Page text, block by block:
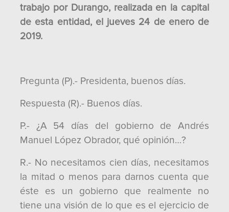
trabajo por Durango, realizada en la capital
de esta entidad, el jueves 24 de enero de
2019.
Pregunta (P).- Presidenta, buenos días.
Respuesta (R).- Buenos días.
P.- ¿A 54 días del gobierno de Andrés
Manuel López Obrador, qué opinión…?
R.- No necesitamos cien días, necesitamos
la mitad o menos para darnos cuenta que
éste es un gobierno que realmente no
tiene una visión de lo que es el ejercicio de